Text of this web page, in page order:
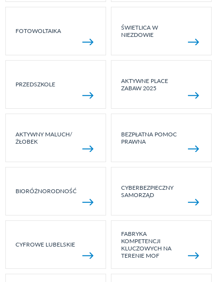
FOTOWOLTAIKA
ŚWIETLICA W
NIEZDOWIE
PRZEDSZKOLE
AKTYWNE PLACE
ZABAW 2025
AKTYWNY MALUCH/
ŻŁOBEK
BEZPŁATNA POMOC
PRAWNA
BIORÓŻNORODNOŚĆ
CYBERBEZPIECZNY
SAMORZĄD
CYFROWE LUBELSKIE
FABRYKA
KOMPETENCJI
KLUCZOWYCH NA
TERENIE MOF